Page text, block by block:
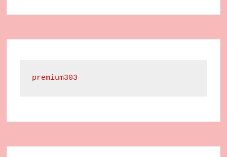
premium303